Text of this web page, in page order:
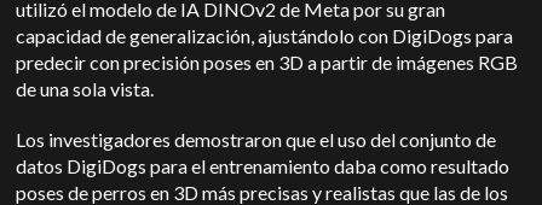
utilizó el modelo de IA DINOv2 de Meta por su gran
capacidad de generalización, ajustándolo con DigiDogs para
predecir con precisión poses en 3D a partir de imágenes RGB
de una sola vista.
Los investigadores demostraron que el uso del conjunto de
datos DigiDogs para el entrenamiento daba como resultado
poses de perros en 3D más precisas y realistas que las de los